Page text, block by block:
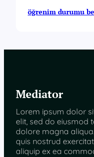
öğrenim durumu
Mediator
Lorem ipsum dolor
elit, sed do eiusmod
dolore magna
quis nostrud
aliquip ex ea